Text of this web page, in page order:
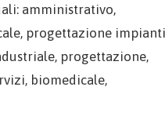
amministrativo,
progettazione impianti
progettazione,
biomedicale,